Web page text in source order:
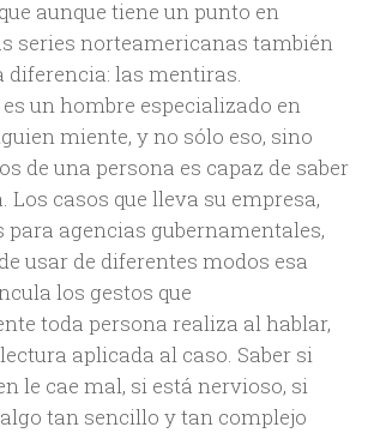
aunque tiene un punto en
series norteamericanas también
diferencia: las mentiras.
un hombre especializado en
miente, y no sólo eso, sino
de una persona es capaz de saber
Los casos que lleva su empresa,
para agencias gubernamentales,
usar de diferentes modos esa
los gestos que
toda persona realiza al hablar,
aplicada al caso. Saber si
le cae mal, si está nervioso, si
tan sencillo y tan complejo